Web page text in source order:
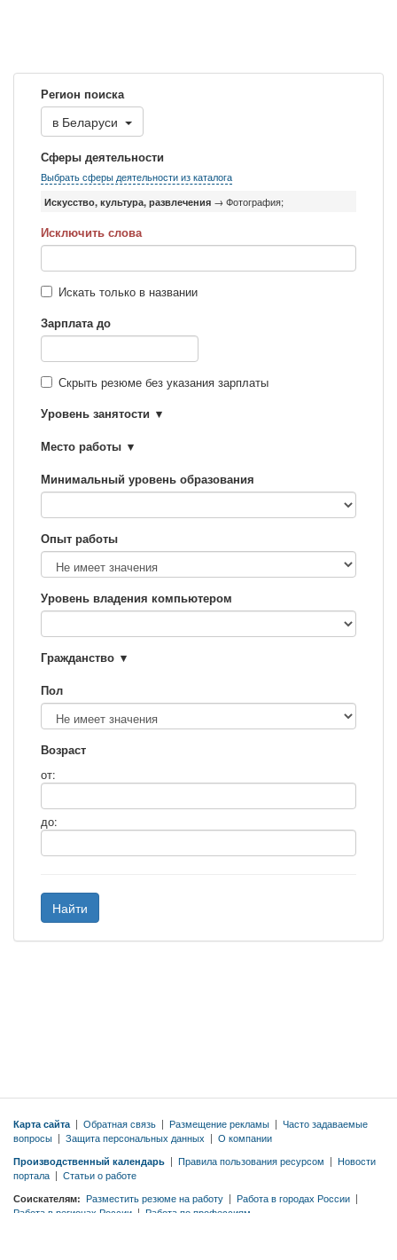
Регион поиска
в Беларуси
Сферы деятельности
Выбрать сферы деятельности из каталога
Искусство, культура, развлечения → Фотография;
Исключить слова
Искать только в названии
Зарплата до
Скрыть резюме без указания зарплаты
Уровень занятости
Место работы
Минимальный уровень образования
Опыт работы
Уровень владения компьютером
Гражданство
Пол
Возраст
от:
до:
Найти
Карта сайта | Обратная связь | Размещение рекламы | Часто задаваемые
вопросы | Защита персональных данных | О компании
Производственный календарь | Правила пользования ресурсом | Новости
портала | Статьи о работе
Соискателям: Разместить резюме на работу | Работа в городах России |
Работа в регионах России | Работа по профессиям